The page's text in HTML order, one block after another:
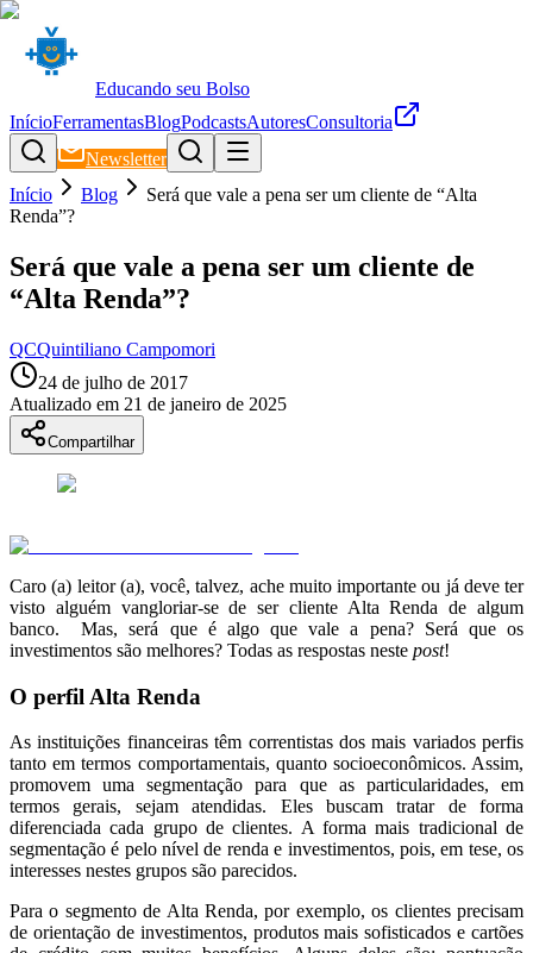
Educando seu Bolso
InícioFerramentasBlogPodcastsAutoresConsultoria
Newsletter
Início
Blog
Será que vale a pena ser um cliente de “Alta
Renda”?
Será que vale a pena ser um cliente de
“Alta Renda”?
QCQuintiliano Campomori
24 de julho de 2017
Atualizado em 21 de janeiro de 2025
Compartilhar
Caro (a) leitor (a), você, talvez, ache muito importante ou já deve ter
visto alguém vangloriar-se de ser cliente Alta Renda de algum
banco. Mas, será que é algo que vale a pena? Será que os
investimentos são melhores? Todas as respostas neste post!
O perfil Alta Renda
As instituições financeiras têm correntistas dos mais variados perfis
tanto em termos comportamentais, quanto socioeconômicos. Assim,
promovem uma segmentação para que as particularidades, em
termos gerais, sejam atendidas. Eles buscam tratar de forma
diferenciada cada grupo de clientes. A forma mais tradicional de
segmentação é pelo nível de renda e investimentos, pois, em tese, os
interesses nestes grupos são parecidos.
Para o segmento de Alta Renda, por exemplo, os clientes precisam
de orientação de investimentos, produtos mais sofisticados e cartões